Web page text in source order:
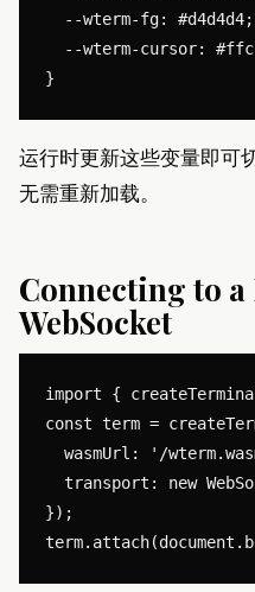
--wterm-fg:
--wterm-cursor:
运行时更新这些变量即可
无需重新加载。
Connecting to a
WebSocket
import {
const term =
wasmUrl: '/
transport: new
});